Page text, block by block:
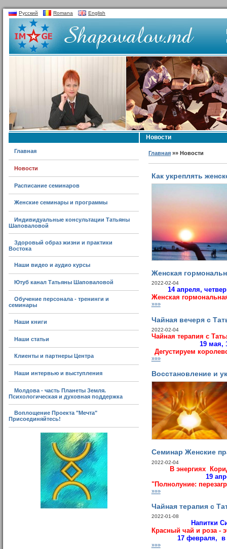
Русский Romana English
Главная
Новости
Расписание семинаров
Женские семинары и программы
Индивидуальные консультации Татьяны
Шаповаловой
Здоровый образ жизни и практики
Востока
Наши видео и аудио курсы
Ютуб канал Татьяны Шаповаловой
Обучение персонала - тренинги и
семинары
Наши книги
Наши статьи
Клиенты и партнеры Центра
Наши интервью и выступления
Молдова - часть Планеты Земля.
Психологическая и духовная поддержка
Воплощение Проекта "Мечта"
Присоединяйтесь!
Новости
Главная »» Новости
Как укреплять
Женская
2022-02-04
14 апреля,
Женская
»»»
Чайная вечеря с
2022-02-04
Чайная терапия с
19 мая,
Дегустируем
»»»
Восстановление и
Семинар Женские
2022-02-04
В энергиях
19
"Полнолуние:
»»»
Чайная терапия с
2022-01-08
Напитки
Красный чай и роза -
17 февраля, в
»»»